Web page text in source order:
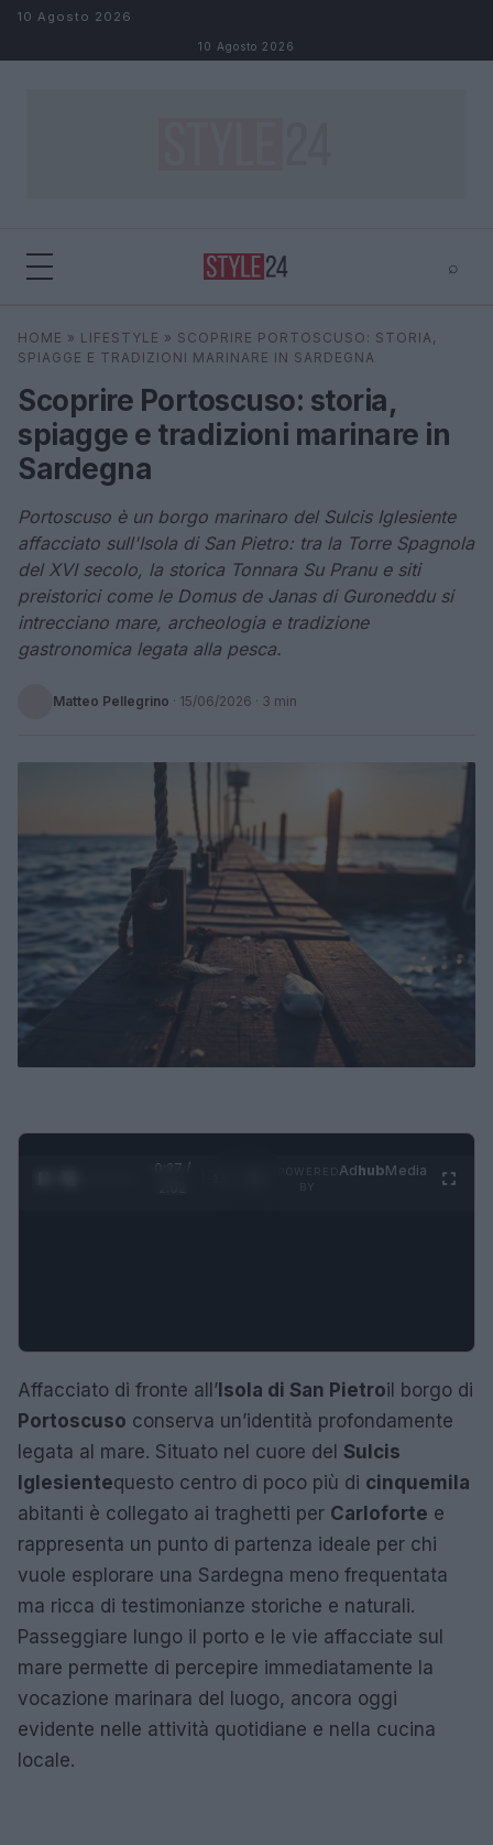
Salta al contenuto
10 Agosto 2026
10 Agosto 2026
⌕
Cerca ⌕
HOME » LIFESTYLE » SCOPRIRE PORTOSCUSO: STORIA,
SPIAGGE E TRADIZIONI MARINARE IN SARDEGNA
Scoprire Portoscuso: storia,
spiagge e tradizioni marinare in
Sardegna
Portoscuso è un borgo marinaro del Sulcis Iglesiente
affacciato sull'Isola di San Pietro: tra la Torre Spagnola
del XVI secolo, la storica Tonnara Su Pranu e siti
preistorici come le Domus de Janas di Guroneddu si
intrecciano mare, archeologia e tradizione
gastronomica legata alla pesca.
Matteo Pellegrino · 15/06/2026 · 3 min
0:28 /
AdhubMedia
Affacciato di fronte all’ Isola di San Pietroil borgo di
Portoscuso conserva un’identità profondamente
legata al mare. Situato nel cuore del Sulcis
Iglesientequesto centro di poco più di cinquemila
abitanti è collegato ai traghetti per Carloforte e
rappresenta un punto di partenza ideale per chi
vuole esplorare una Sardegna meno frequentata
ma ricca di testimonianze storiche e naturali.
Passeggiare lungo il porto e le vie affacciate sul
mare permette di percepire immediatamente la
vocazione marinara del luogo, ancora oggi
evidente nelle attività quotidiane e nella cucina
locale.